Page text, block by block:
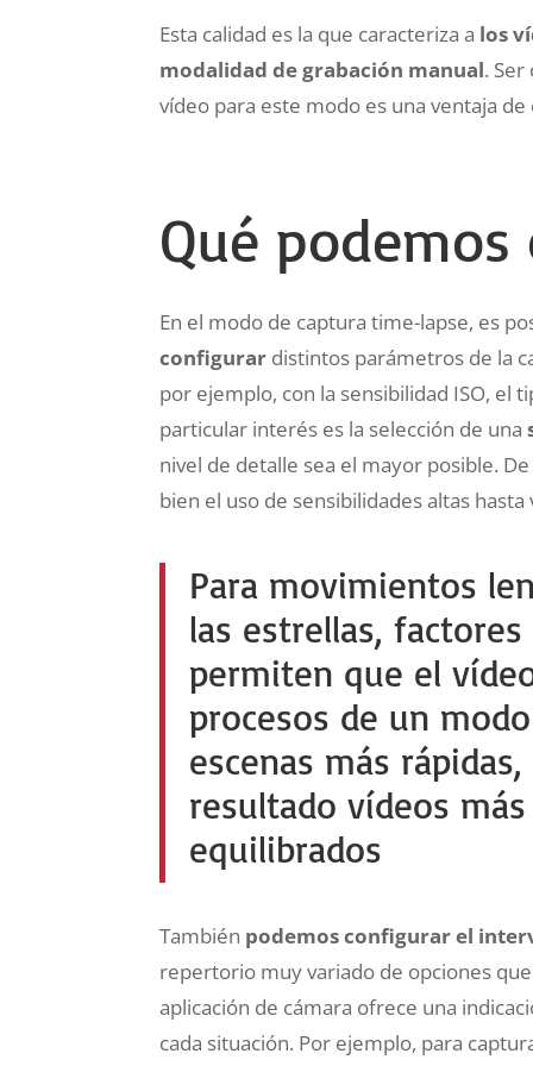
Esta calidad es la que caracteriza a los
modalidad de grabación manual.
vídeo para este modo es una ventaja
Qué
En el modo de captura time-lapse, es
configurar distintos parámetros de la
por ejemplo, con la sensibilidad ISO, el
particular interés es la selección de una
nivel de detalle sea el mayor posible.
bien el uso de sensibilidades altas
Para movimientos
las estrellas,
permiten que el
procesos de un
escenas más
resultado vídeos
equilibrados
También podemos configurar el
repertorio muy variado de opciones
aplicación de cámara ofrece una
cada situación. Por ejemplo, para